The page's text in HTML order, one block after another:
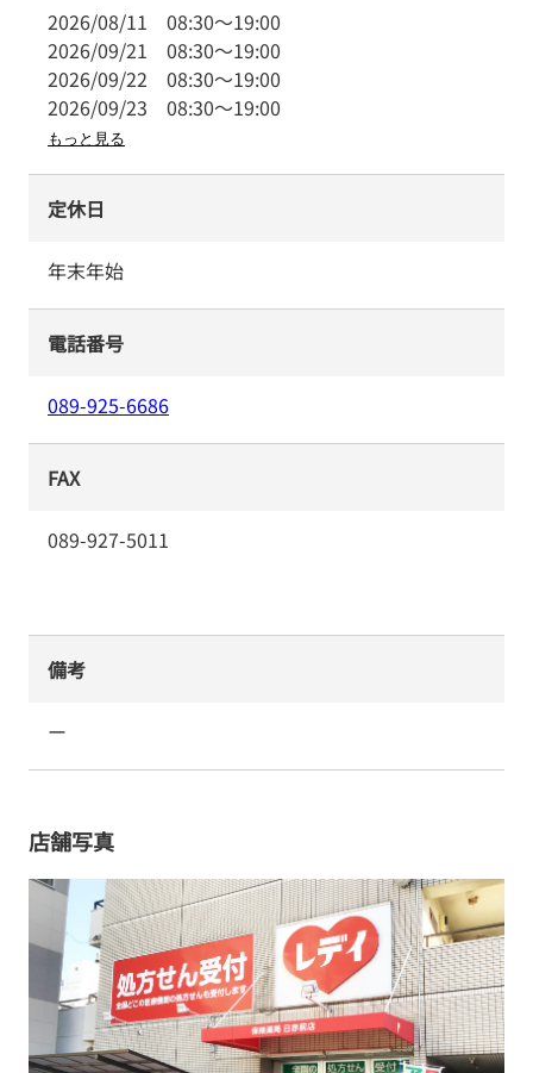
2026/08/11 08:30～19:00
2026/09/21 08:30～19:00
2026/09/22 08:30～19:00
2026/09/23 08:30～19:00
もっと見る
定休日
年末年始
電話番号
089-925-6686
FAX
089-927-5011
備考
ー
店舗写真